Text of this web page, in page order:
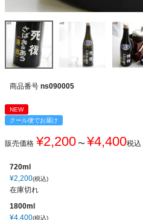
商品番号 ns090005
NEW
クール便でお届け
販売価格 ¥2,200 〜 ¥4,400税込
720ml
¥2,200 税込
在庫切れ
1800ml
¥4,400 税込